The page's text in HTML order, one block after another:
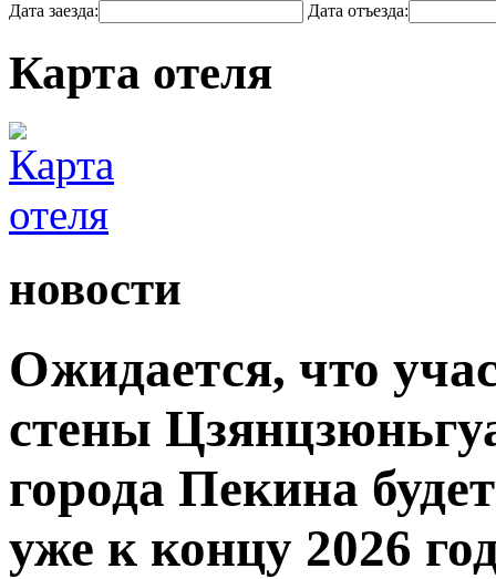
Дата заезда: Дата отъезда:
Карта отеля
новости
Ожидается, что
стены
города Пекина
уже к концу 2026